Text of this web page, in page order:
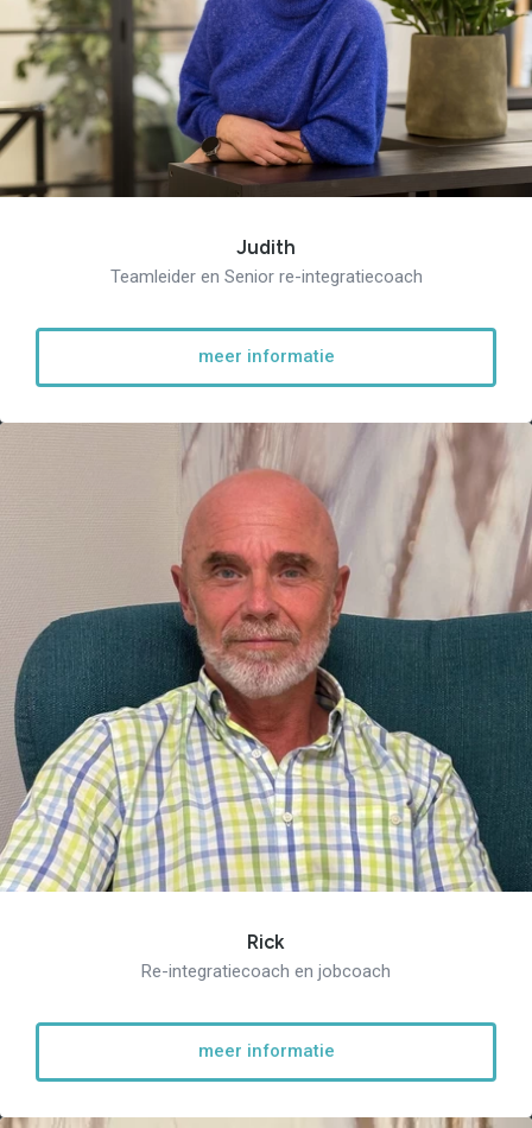
Re-integratie
Judith
Teamleider en Senior re-integratiecoach
meer informatie
Rick
Re-integratiecoach en jobcoach
meer informatie